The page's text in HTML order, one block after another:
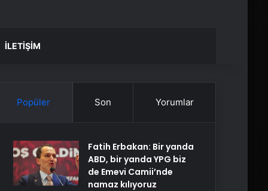
İLETIŞIM
Popüler Son Yorumlar
Fatih Erbakan: Bir yanda
ABD, bir yanda YPG biz
de Emevi Camii’nde
namaz kılıyoruz